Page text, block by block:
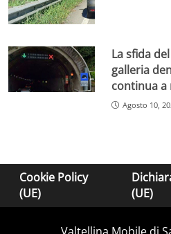
La sfida
galleria
continua a
Agosto 10,
Cookie Policy
(UE)
(UE)